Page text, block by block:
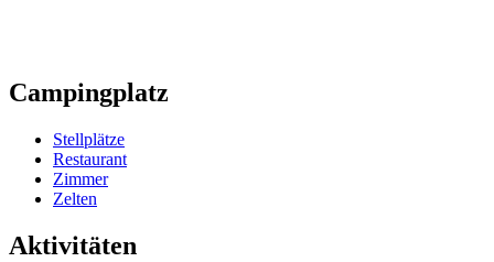
Campingplatz
Stellplätze
Restaurant
Zimmer
Zelten
Aktivitäten